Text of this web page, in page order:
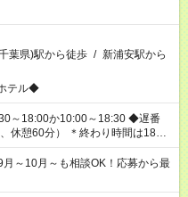
葉県)駅から徒歩 / 新浦安駅から
テル◆
～18:00か10:00～18:30 ◆遅番
休憩60分） ＊終わり時間は18時
ター/受付/販売/カフェスタッフ ス
品販売/など 様々な業界から入
～10月～も相談OK！応募から最